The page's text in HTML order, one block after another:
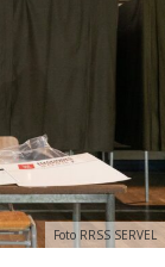
Foto RRSS SERVEL